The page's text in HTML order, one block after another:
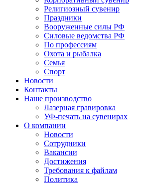
Религиозный сувенир
Праздники
Вооруженные силы РФ
Силовые ведомства РФ
По профессиям
Охота и рыбалка
Семья
Спорт
Новости
Контакты
Наше производство
Лазерная гравировка
УФ-печать на сувенирах
О компании
Новости
Сотрудники
Вакансии
Достижения
Требования к файлам
Политика